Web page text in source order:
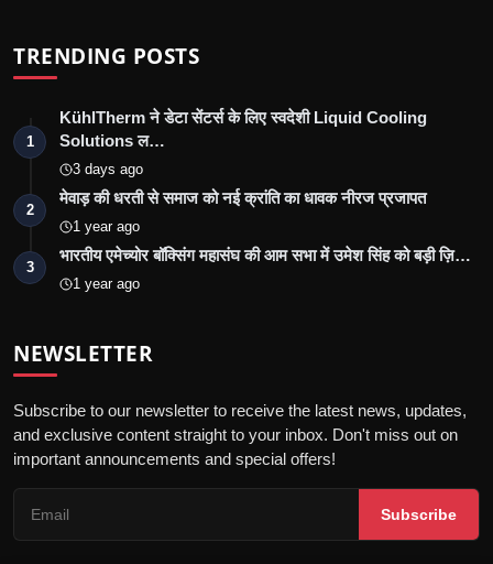
TRENDING POSTS
1
KühlTherm ने डेटा सेंटर्स के लिए स्वदेशी Liquid Cooling
Solutions ल…
3 days ago
2
मेवाड़ की धरती से समाज को नई क्रांति का धावक नीरज प्रजापत
1 year ago
3
भारतीय एमेच्योर बॉक्सिंग महासंघ की आम सभा में उमेश सिंह को बड़ी ज़ि…
1 year ago
NEWSLETTER
Subscribe to our newsletter to receive the latest news, updates,
and exclusive content straight to your inbox. Don't miss out on
important announcements and special offers!
Subscribe